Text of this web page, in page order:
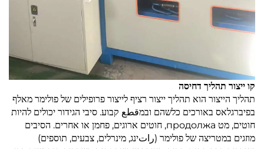
קו ייצור תהליך דחיסה
תהליך הייצור הוא תהליך ייצור רציף לייצור פרופילים של פולימר מאלף
בפיברגלאס באורכים כלשהם ובמقطع קבוע. סיבי הגידור יכולים להיות
חוטים, מט продолжа, חוטים ארוגים, פחמן או אחרים. הסיבים
מוזגים במטריצה של פולימר (راتינג, מינרלים, צבעים, תוספים)